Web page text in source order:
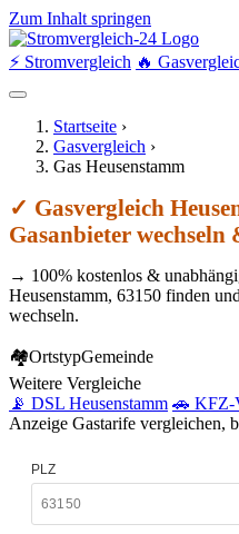
Zum Inhalt springen
⚡ Stromvergleich 🔥
Startseite ›
Gasvergleich ›
Gas Heusenstamm
✓ Gasvergleich
Gasanbieter wechseln
→ 100% kostenlos &
Heusenstamm, 63150 finden
wechseln.
🏘OrtstypGemeinde
Weitere Vergleiche
📡 DSL Heusenstamm 🚗 KFZ-
Anzeige Gastarife vergleichen,